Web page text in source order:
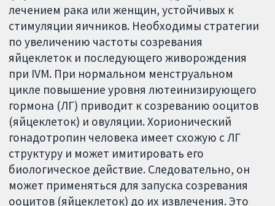
лечением рака или женщин, устойчивых к
стимуляции яичников. Необходимы стратегии
по увеличению частоты созревания
яйцеклеток и последующего живорождения
при IVM. При нормальном менструальном
цикле повышение уровня лютеинизирующего
гормона (ЛГ) приводит к созреванию ооцитов
(яйцеклеток) и овуляции. Хорионический
гонадотропин человека имеет схожую с ЛГ
структуру и может имитировать его
биологическое действие. Следовательно, он
может применяться для запуска созревания
ооцитов (яйцеклеток) до их извлечения. Это